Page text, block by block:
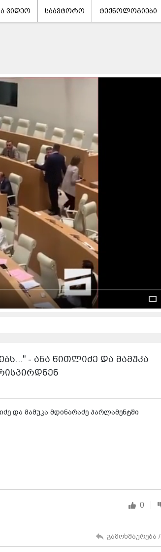
ვიდეო საავტორო ტექნოლოგიები
- ანა წითლიძე და მამუკა
და მამუკა მდინარაძე პარლამენტში
0
გამოხმაურება /